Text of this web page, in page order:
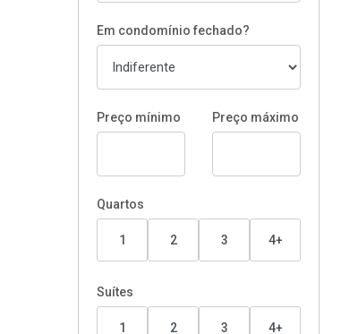
Em condomínio fechado?
Preço mínimo Preço máximo
Quartos
1 2 3 4+
Suítes
1 2 3 4+